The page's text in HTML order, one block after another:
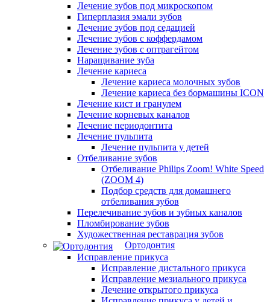
Лечение зубов под микроскопом
Гиперплазия эмали зубов
Лечение зубов под седацией
Лечение зубов с коффердамом
Лечение зубов с оптрагейтом
Наращивание зуба
Лечение кариеса
Лечение кариеса молочных зубов
Лечение кариеса без бормашины ICON
Лечение кист и гранулем
Лечение корневых каналов
Лечение периодонтита
Лечение пульпита
Лечение пульпита у детей
Отбеливание зубов
Отбеливание Philips Zoom! White Speed
(ZOOM 4)
Подбор средств для домашнего
отбеливания зубов
Перелечивание зубов и зубных каналов
Пломбирование зубов
Художественная реставрация зубов
Ортодонтия
Исправление прикуса
Исправление дистального прикуса
Исправление мезиального прикуса
Лечение открытого прикуса